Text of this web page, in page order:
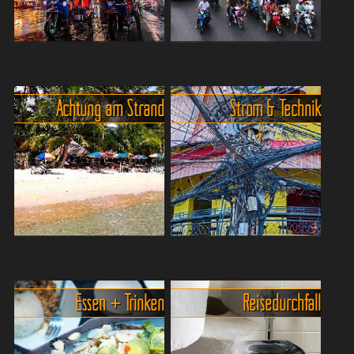
Thailand.Thailand ist eines
der freundlichsten
Reiseländer überhaupt – die
meisten Menschen sind
hilfsbereit, entspannt und
ehrli...
bekannt für chaotischen
Verkehr und hohe
Unfallraten, insbesondere
für unerfahrene Touristen.
Der...
Baden.Ich will hier ganz
sicher keine Angst
verbreiten, nur ein wenig
sensibilisieren, aber das
Achtung am Strand
Technik hier so spannend ist.
Willkommen in Thailand,
dem Land der strahlenden
Tempel, traumhaften
Strom & Technik
Essen + Trinken Reisedurchfall